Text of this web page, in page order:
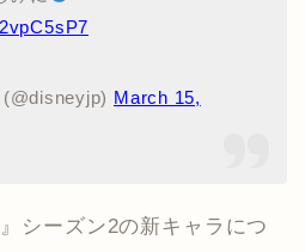
March 15,
シーズン2の新キャラにつ